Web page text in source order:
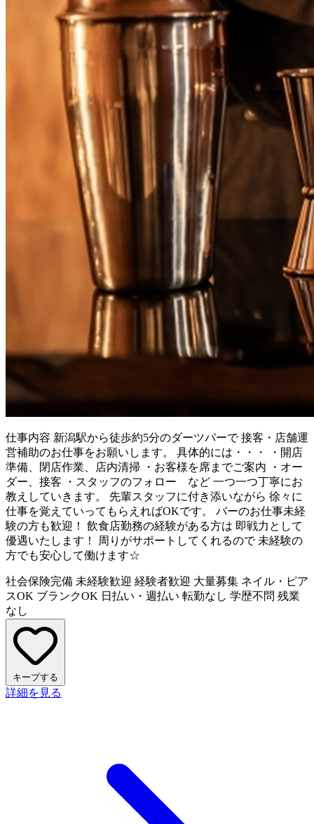
仕事内容 新潟駅から徒歩約5分のダーツバーで 接客・店舗運
営補助のお仕事をお願いします。 具体的には・・・ ・開店
準備、閉店作業、店内清掃 ・お客様を席までご案内 ・オー
ダー、接客 ・スタッフのフォロー など 一つ一つ丁寧にお
教えしていきます。 先輩スタッフに付き添いながら 徐々に
仕事を覚えていってもらえればOKです。 バーのお仕事未経
験の方も歓迎！ 飲食店勤務の経験がある方は 即戦力として
優遇いたします！ 周りがサポートしてくれるので 未経験の
方でも安心して働けます☆
社会保険完備 未経験歓迎 経験者歓迎 大量募集 ネイル・ピア
スOK ブランクOK 日払い・週払い 転勤なし 学歴不問 残業
なし
キープする
詳細を見る